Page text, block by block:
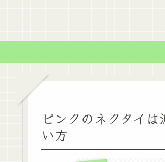
ピンクのネクタイ
い方